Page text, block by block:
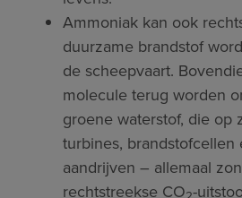
Ammoniak kan ook
duurzame brandstof
de scheepvaart.
molecule terug worden
groene waterstof, die op
turbines, brandstofcellen
aandrijven – allemaal
rechtstreekse CO -